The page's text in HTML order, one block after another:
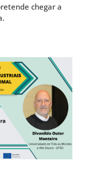
chegar a